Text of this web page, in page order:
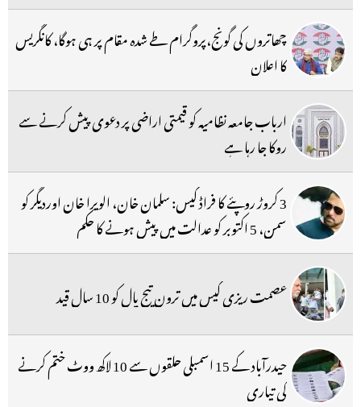
چھاتروں کی گونج،پروگرام طے شدہ مقام پر ہی ہوگا، کانگریس
کا اعلان
ارباب جامعہ نظامیہ کو قیمتی اراضی پر دعوی پیش کرنے سے
روکا جا رہا ہے
3 کروڑ روپئے کا فراڈ کیس: سلمان خان، الویرا خان اوردیگر کو
سمن، 5 اکتوبر کو عدالت میں پیش ہونے کا حکم
عصمت ریزی کیس میں ترون تیج پال کو 10 سال قید
حیدرآباد کے 15 اسمبلی حلقوں سے 10 لاکھ ووٹ ختم کرنے
کی تیاری